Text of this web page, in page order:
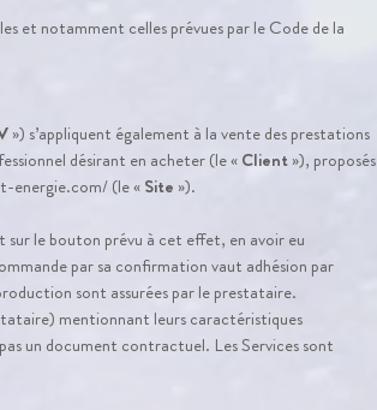
et notamment celles prévues par le Code de la
») s’appliquent également à la vente des prestations
désirant en acheter (le «Client»), proposés
energie.com/(le «Site »).
le bouton prévu à cet effet, en avoir eu
par sa confirmation vaut adhésion par
sont assurées par le prestataire.
mentionnant leurs caractéristiques
un document contractuel. Les Services sont